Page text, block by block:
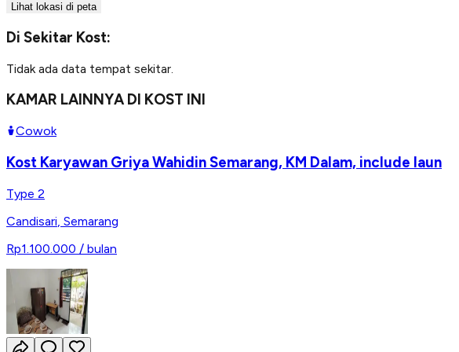
Lihat lokasi di peta
Di Sekitar Kost:
Tidak ada data tempat sekitar.
KAMAR LAINNYA DI KOST INI
Cowok
Kost Karyawan Griya Wahidin Semarang, KM Dalam, include laun
Type 2
Candisari Semarang
Rp1.100.000 / bulan